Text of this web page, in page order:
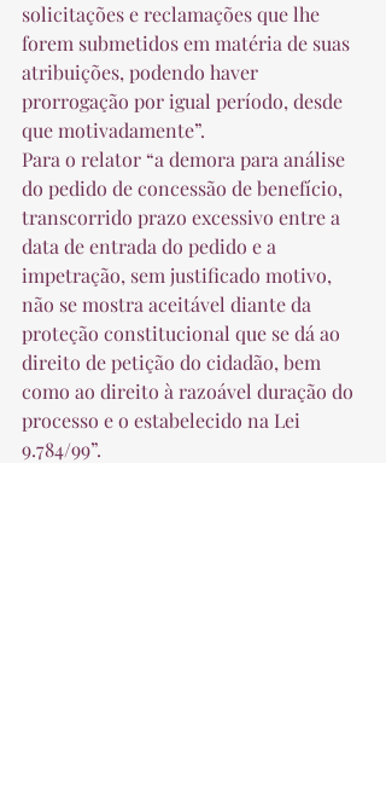
solicitações e reclamações que lhe
forem submetidos em matéria de suas
atribuições, podendo haver
prorrogação por igual período, desde
que motivadamente”.
Para o relator “a demora para análise
do pedido de concessão de benefício,
transcorrido prazo excessivo entre a
data de entrada do pedido e a
impetração, sem justificado motivo,
não se mostra aceitável diante da
proteção constitucional que se dá ao
direito de petição do cidadão, bem
como ao direito à razoável duração do
processo e o estabelecido na Lei
9.784/99”.